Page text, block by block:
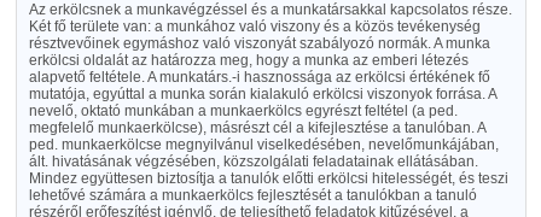
Az erkölcsnek a munkavégzéssel és a munkatársakkal kapcsolatos része.
Két fő területe van: a munkához való viszony és a közös tevékenység
résztvevőinek egymáshoz való viszonyát szabályozó normák. A munka
erkölcsi oldalát az határozza meg, hogy a munka az emberi létezés
alapvető feltétele. A munkatárs.-i hasznossága az erkölcsi értékének fő
mutatója, egyúttal a munka során kialakuló erkölcsi viszonyok forrása. A
nevelő, oktató munkában a munkaerkölcs egyrészt feltétel (a ped.
megfelelő munkaerkölcse), másrészt cél a kifejlesztése a tanulóban. A
ped. munkaerkölcse megnyilvánul viselkedésében, nevelőmunkájában,
ált. hivatásának végzésében, közszolgálati feladatainak ellátásában.
Mindez együttesen biztosítja a tanulók előtti erkölcsi hitelességét, és teszi
lehetővé számára a munkaerkölcs fejlesztését a tanulókban a tanuló
részéről erőfeszítést igénylő, de teljesíthető feladatok kitűzésével, a